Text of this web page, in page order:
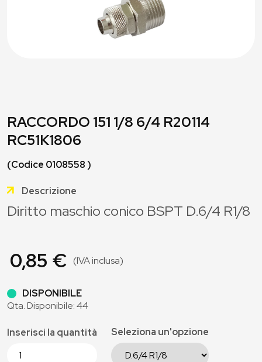
RACCORDO 151 1/8 6/4 R20114
RC51K1806
(Codice 0108558 )
Descrizione
Diritto maschio conico BSPT D.6/4 R1/8
0,85 € (IVA inclusa)
DISPONIBILE
Qta. Disponibile: 44
Inserisci la quantità Seleziona un'opzione